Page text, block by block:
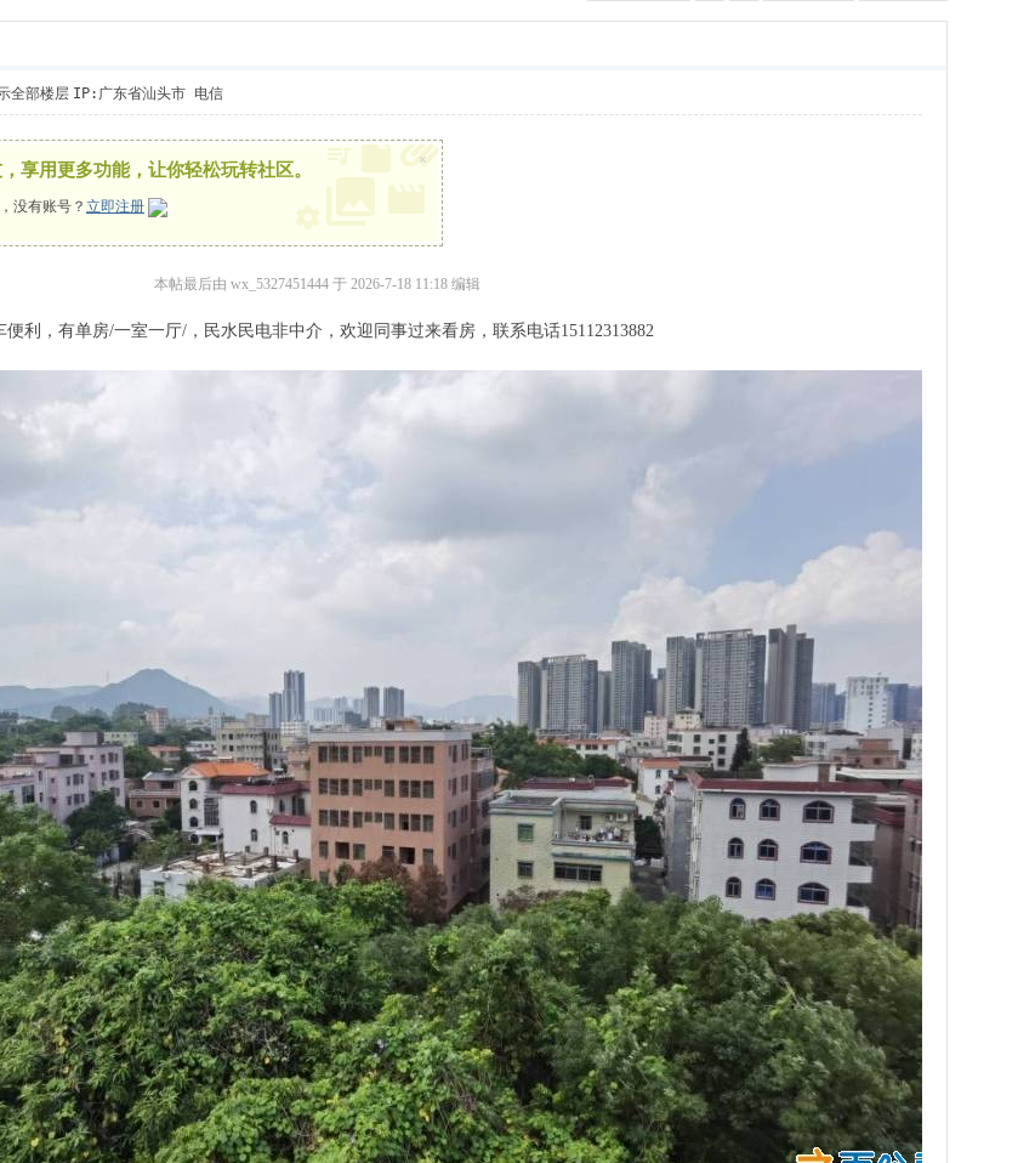
全部楼层 IP:广东省汕头市 电信
享用更多功能，让你轻松玩转社区。
没有账号？ 立即注册
×
本帖最后由 wx_5327451444 于 2026-7-18 11:18 编辑
利，有单房/一室一厅/，民水民电非中介，欢迎同事过来看房，联系电话15112313882